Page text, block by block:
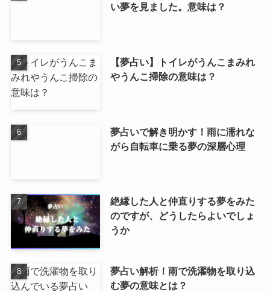
い夢を見ました。意味は？
【夢占い】トイレがうんこまみれ
やうんこ掃除の意味は？
夢占いで解き明かす！雨に濡れな
がら自転車に乗る夢の深層心理
絶縁した人と仲直りする夢をみた
のですが、どうしたらよいでしょ
うか
夢占い解析！雨で洗濯物を取り込
む夢の意味とは？